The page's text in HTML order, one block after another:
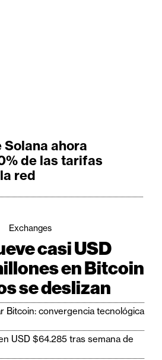
ahora
de las tarifas
red
Exchanges
casi USD
en Bitcoin
se deslizan
Bitcoin: convergencia tecnológica
USD $64.285 tras semana de